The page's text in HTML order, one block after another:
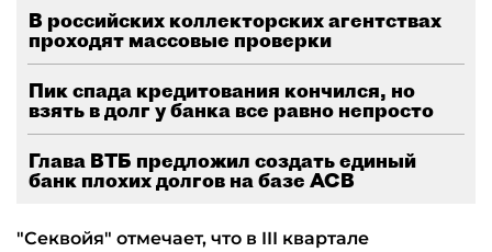
В российских коллекторских агентствах
проходят массовые проверки
Пик спада кредитования кончился, но
взять в долг у банка все равно непросто
Глава ВТБ предложил создать единый
банк плохих долгов на базе АСВ
"Секвойя" отмечает, что в III квартале